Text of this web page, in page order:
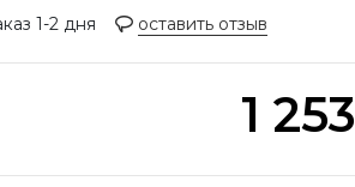
1-2 дня
оставить отзыв
1 253